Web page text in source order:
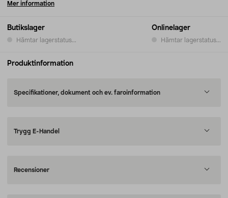
Butikslager
Hämtar lagerstatus...
Onlinelager
Hämtar lagerstatus...
Mer information
Produktinformation
Specifikationer, dokument och ev. faroinformation
Trygg E-Handel
Recensioner